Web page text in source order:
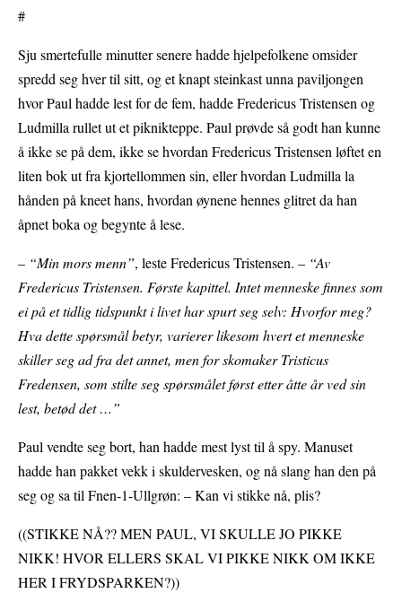
#
Sju smertefulle minutter senere hadde hjelpefolkene omsider
spredd seg hver til sitt, og et knapt steinkast unna paviljongen
hvor Paul hadde lest for de fem, hadde Fredericus Tristensen og
Ludmilla rullet ut et piknikteppe. Paul prøvde så godt han kunne
å ikke se på dem, ikke se hvordan Fredericus Tristensen løftet en
liten bok ut fra kjortellommen sin, eller hvordan Ludmilla la
hånden på kneet hans, hvordan øynene hennes glitret da han
åpnet boka og begynte å lese.
– “Min mors menn”, leste Fredericus Tristensen. – “Av
Fredericus Tristensen. Første kapittel. Intet menneske finnes som
ei på et tidlig tidspunkt i livet har spurt seg selv: Hvorfor meg?
Hva dette spørsmål betyr, varierer likesom hvert et menneske
skiller seg ad fra det annet, men for skomaker Tristicus
Fredensen, som stilte seg spørsmålet først etter åtte år ved sin
lest, betød det …”
Paul vendte seg bort, han hadde mest lyst til å spy. Manuset
hadde han pakket vekk i skuldervesken, og nå slang han den på
seg og sa til Fnen-1-Ullgrøn: – Kan vi stikke nå, plis?
((STIKKE NÅ?? MEN PAUL, VI SKULLE JO PIKKE
NIKK! HVOR ELLERS SKAL VI PIKKE NIKK OM IKKE
HER I FRYDSPARKEN?))